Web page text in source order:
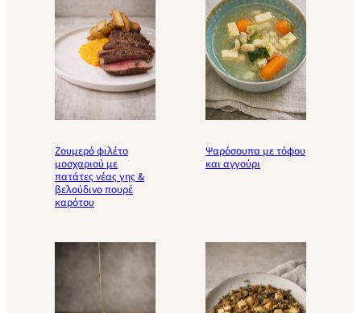
Ζουμερό φιλέτο
μοσχαριού με
πατάτες νέας γης &
βελούδινο πουρέ
καρότου
Ψαρόσουπα με τόφου
και αγγούρι